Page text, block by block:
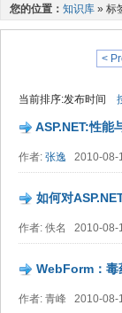
您的位置： 知识库 » 标
<
当前排序:发布时间
ASP.NET:性能
作者: 张逸 2010-08-
如何对
作者: 佚名 2010-08-
WebForm：毒
作者: 青峰 2010-08-